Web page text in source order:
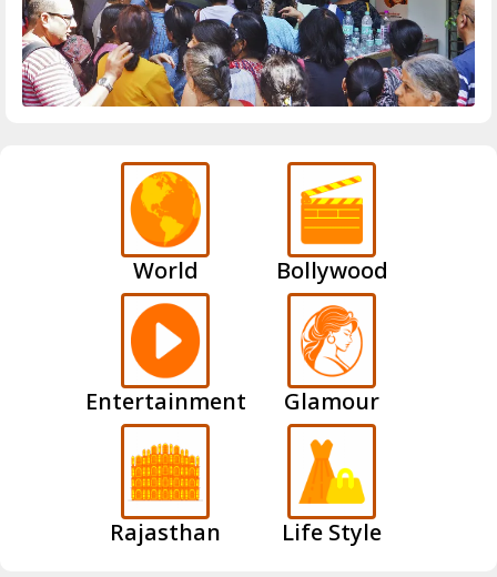
World Bollywood
Entertainment Glamour
Rajasthan Life Style